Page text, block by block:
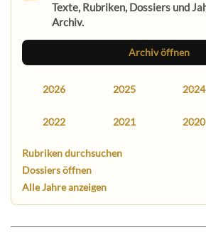
Texte, Rubriken, Dossiers und
Archiv.
Archiv öffnen
2026 2025 2024
2022 2021 2020
Rubriken durchsuchen
Dossiers öffnen
Alle Jahre anzeigen